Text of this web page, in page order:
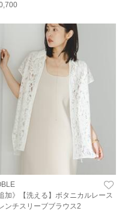
追加》【洗える】ボタニカルレース
ンチスリーブブラウス2